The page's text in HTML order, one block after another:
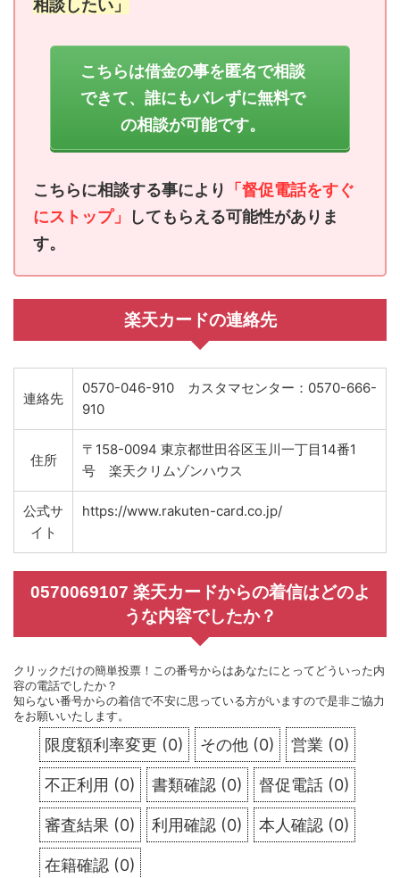
相談したい」
こちらは借金の事を匿名で相談
できて、誰にもバレずに無料で
の相談が可能です。
こちらに相談する事により
「督促電話をすぐ
にストップ」
してもらえる可能性がありま
す。
楽天カードの連絡先
連絡先
0570-046-910 カスタマセンター：0570-666-
910
住所
〒158-0094 東京都世田谷区玉川一丁目14番1
号 楽天クリムゾンハウス
公式サ
イト
https://www.rakuten-card.co.jp/
0570069107 楽天カードからの着信はどのよ
うな内容でしたか？
クリックだけの簡単投票！この番号からはあなたにとってどういった内
容の電話でしたか？
知らない番号からの着信で不安に思っている方がいますので是非ご協力
をお願いいたします。
限度額利率変更 (0) その他 (0) 営業 (0)
不正利用 (0) 書類確認 (0) 督促電話 (0)
審査結果 (0) 利用確認 (0) 本人確認 (0)
在籍確認 (0)